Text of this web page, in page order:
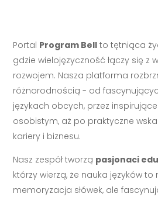
Portal Program Bell to tętniąca
gdzie wielojęzyczność łączy się z
rozwojem. Nasza platforma
różnorodnością - od
językach obcych, przez
osobistym, aż po praktyczne
kariery i biznesu.
Nasz zespół tworzą pasjonaci
którzy wierzą, że nauka języków to
memoryzacja słówek, ale